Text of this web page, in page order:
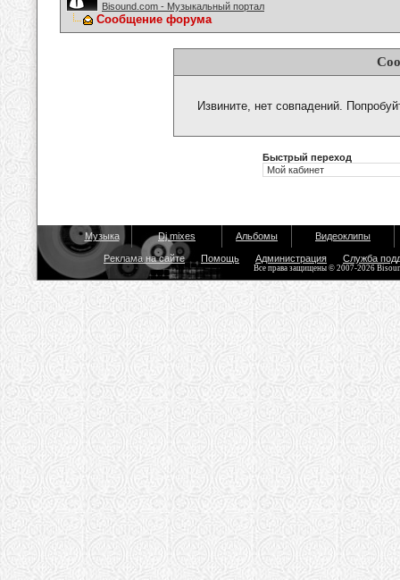
Bisound.com - Музыкальный портал
Сообщение форума
Извините, нет совпадений.
Быстрый переход
Музыка Dj mixes Альбомы Видеоклипы
Реклама на сайте Помощь Администрация Служба
Все права защищены © 2007-2026